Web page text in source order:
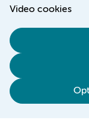
Video cookies
Responsible disclosure